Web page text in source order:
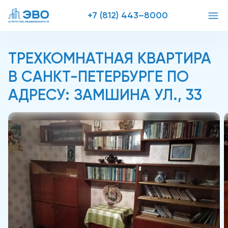
+7 (812) 443–8000
ТРЕХКОМНАТНАЯ КВАРТИРА
В САНКТ-ПЕТЕРБУРГЕ ПО
АДРЕСУ: ЗАМШИНА УЛ., 33